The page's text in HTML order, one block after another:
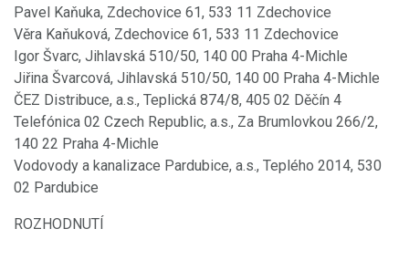
Pavel Kaňuka, Zdechovice 61, 533 11 Zdechovice
Věra Kaňuková, Zdechovice 61, 533 11 Zdechovice
Igor Švarc, Jihlavská 510/50, 140 00 Praha 4-Michle
Jiřina Švarcová, Jihlavská 510/50, 140 00 Praha 4-Michle
ČEZ Distribuce, a.s., Teplická 874/8, 405 02 Děčín 4
Telefónica 02 Czech Republic, a.s., Za Brumlovkou 266/2,
140 22 Praha 4-Michle
Vodovody a kanalizace Pardubice, a.s., Teplého 2014, 530
02 Pardubice
ROZHODNUTÍ